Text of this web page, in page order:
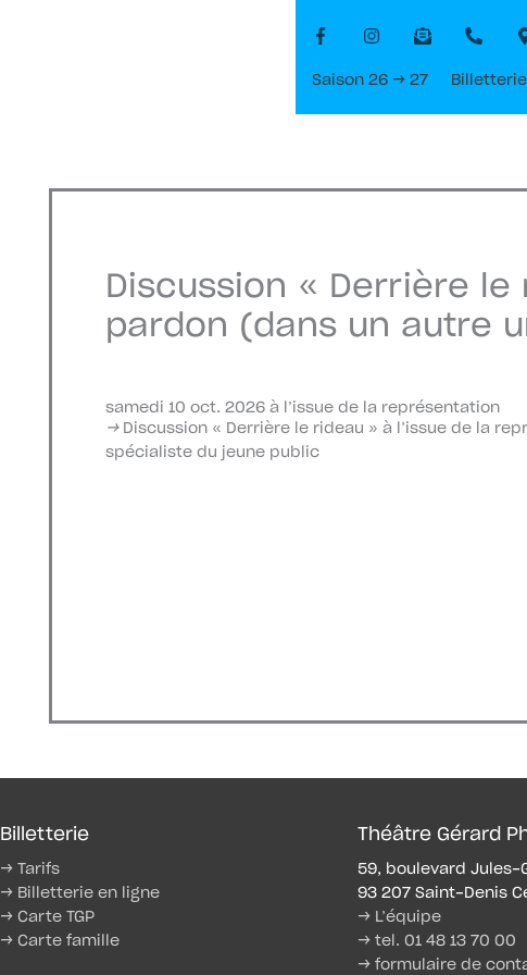
Saison 26 → 27 Billetterie
Discussion « Derrière le
pardon (dans un autre
samedi 10 oct. 2026 à l’issue de la représentation
→Discussion « Derrière le rideau » à l’issue de la
spécialiste du jeune public
Billetterie
→ Tarifs
→ Billetterie en ligne
→ Carte TGP
→ Carte famille
Théâtre Gérard
59, boulevard Jules-
93 207 Saint-Denis
→ L’équipe
→ tel. 01 48 13 70 00
→ formulaire de